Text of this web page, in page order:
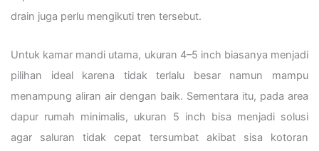
drain juga perlu mengikuti tren tersebut.
Untuk kamar mandi utama, ukuran 4–5 inch biasanya menjadi
pilihan ideal karena tidak terlalu besar namun mampu
menampung aliran air dengan baik. Sementara itu, pada area
dapur rumah minimalis, ukuran 5 inch bisa menjadi solusi
agar saluran tidak cepat tersumbat akibat sisa kotoran